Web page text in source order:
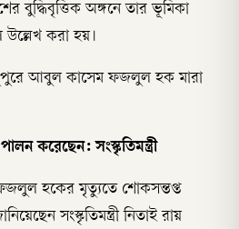
বুদ্ধিবৃত্তিক অঙ্গনে তার ভূমিকা
উল্লেখ করা হয়।
আবুল কাসেম ফজলুল হক মারা
করেছেন: সংস্কৃতিমন্ত্রী
হকের মৃত্যুতে শোকসন্তপ্ত
সংস্কৃতিমন্ত্রী নিতাই রায়